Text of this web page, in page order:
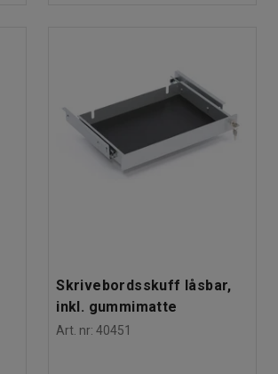
Skrivebordsskuff låsbar,
inkl. gummimatte
Art. nr:40451